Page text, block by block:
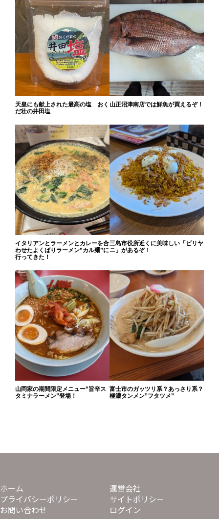
天皇にも献上された最高の塩 おく
だ壮の井田塩
山正沼津南店では鮮魚が買えるぞ！
イタリアンとラーメンとカレーを合
わせたよくばりラーメン”カル麺”に
行ってきた！
三島市役所近くに美味しい「ビリヤ
ニ」があるぞ！
山岡家の期間限定メニュー”旨辛ス
タミナラーメン”登場！
富士市のガッツリ系？あっさり系？
極濃タンメン”フタツメ”
ホーム
運営会社
プライバシーポリシー
サイトポリシー
お問い合わせ
ログイン